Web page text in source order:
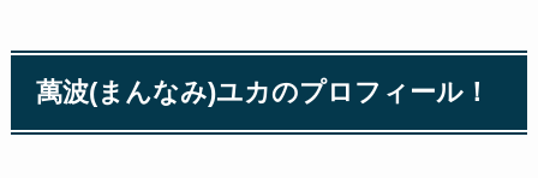
萬波(まんなみ)ユカのプロフィール！